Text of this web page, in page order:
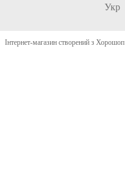
Укр
Інтернет-магазин створений з Хорошоп